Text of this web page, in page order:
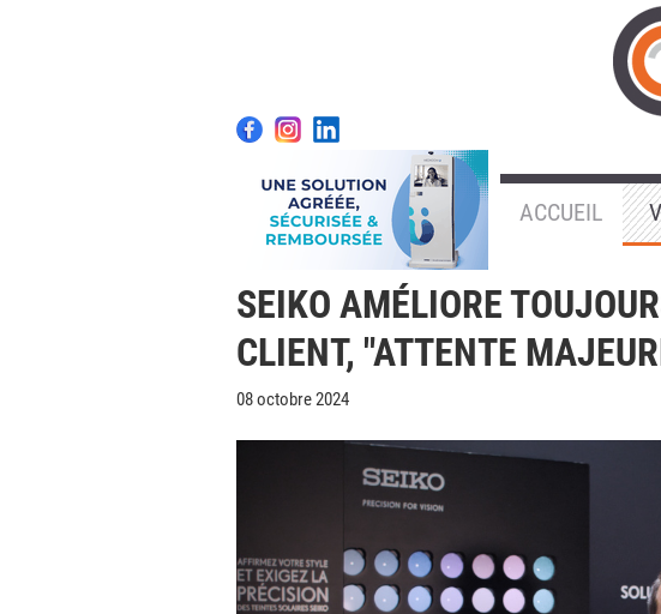
ACCUEIL
SEIKO AMÉLIORE
CLIENT, "ATTENTE
08 octobre 2024